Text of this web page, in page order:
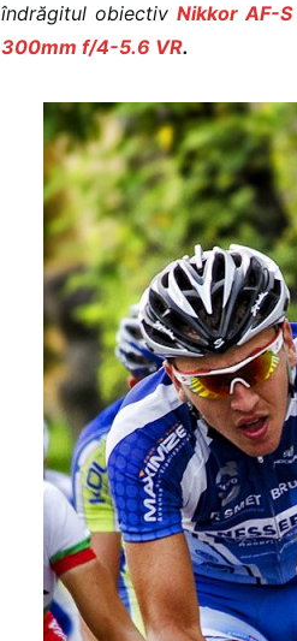
îndrăgitul obiectivNikkor AF-
300mm f/4-5.6 VR.